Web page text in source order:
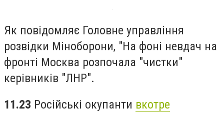
Як повідомляє Головне управління
розвідки Міноборони, "На фоні невдач на
фронті Москва розпочала "чистки"
керівників "ЛНР".
11.23 Російські окупанти вкотре